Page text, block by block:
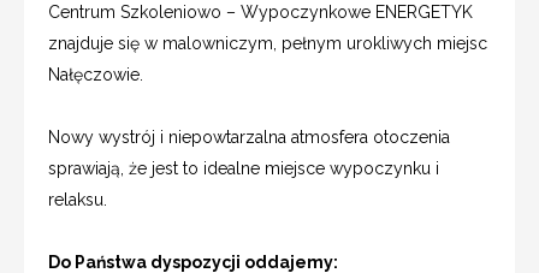
Centrum Szkoleniowo – Wypoczynkowe ENERGETYK
znajduje się w malowniczym, pełnym urokliwych miejsc
Nałęczowie.
Nowy wystrój i niepowtarzalna atmosfera otoczenia
sprawiają, że jest to idealne miejsce wypoczynku i
relaksu.
Do Państwa dyspozycji oddajemy: